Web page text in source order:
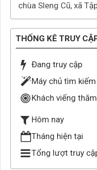
chùa Sleng Cũ, xã
THỐNG KÊ TRUY
Đang truy cập
Máy chủ tìm kiếm
Khách viếng thăm
Hôm nay
Tháng hiện tại
Tổng lượt truy